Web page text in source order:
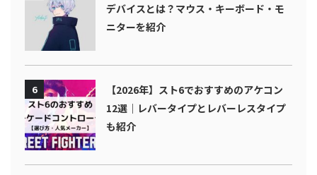
デバイスとは？マウス・キーボード・モ
ニターを紹介
6
【2026年】スト6でおすすめのアケコン
12選｜レバータイプとレバーレスタイプ
も紹介